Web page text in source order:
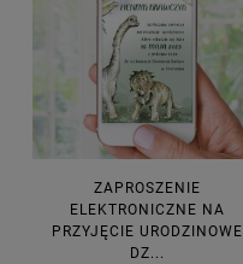
ZAPROSZENIE
ELEKTRONICZNE NA
PRZYJĘCIE URODZINOWE
DZ...